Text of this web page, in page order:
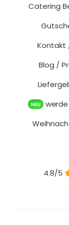
Catering
Kontakt
Blog /
NEU werde
4.8/5